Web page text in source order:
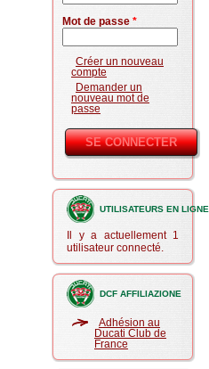
Mot de passe *
Créer un nouveau
compte
Demander un
nouveau mot de
passe
UTILISATEURS EN LIGNE
Il y a actuellement 1
utilisateur connecté.
DCF AFFILIAZIONE
Adhésion au
Ducati Club de
France